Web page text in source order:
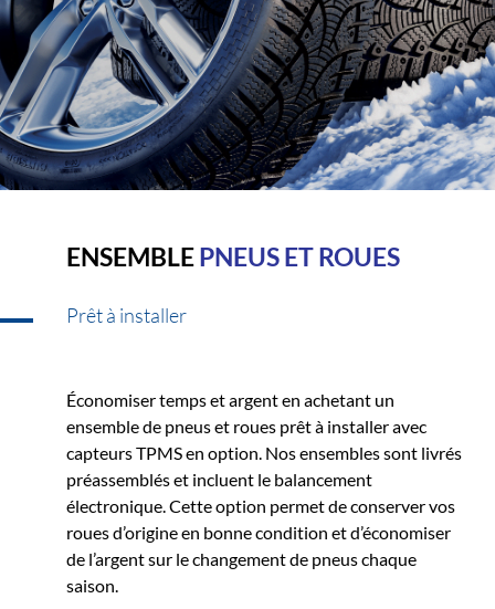
ENSEMBLEPNEUS ET ROUES
Prêt à installer
Économiser temps et argent en achetant un
ensemble de pneus et roues prêt à installer avec
capteurs TPMS en option. Nos ensembles sont livrés
préassemblés et incluent le balancement
électronique. Cette option permet de conserver vos
roues d’origine en bonne condition et d’économiser
de l’argent sur le changement de pneus chaque
saison.